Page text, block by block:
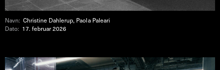
Navn:Christine Dahlerup, Paola Paleari
Dato: 17. februar 2026